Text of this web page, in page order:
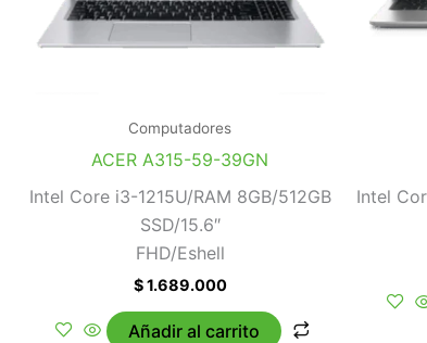
Computadores
ACER A315-59-39GN
Intel Core i3-1215U/RAM 8GB/512GB
SSD/15.6″
FHD/Eshell
$1.689.000
Añadir al carrito
Intel